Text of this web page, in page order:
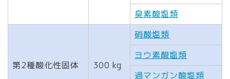
臭素酸塩類
第2種酸化性固体 300 kg
硝酸塩類
ヨウ素酸塩類
過マンガン酸塩類